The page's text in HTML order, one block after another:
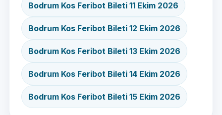
Bodrum Kos Feribot Bileti 11 Ekim 2026
Bodrum Kos Feribot Bileti 12 Ekim 2026
Bodrum Kos Feribot Bileti 13 Ekim 2026
Bodrum Kos Feribot Bileti 14 Ekim 2026
Bodrum Kos Feribot Bileti 15 Ekim 2026